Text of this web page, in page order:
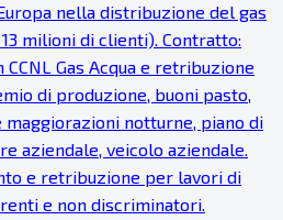
nella distribuzione del gas
milioni di clienti). Contratto:
Gas Acqua e retribuzione
di produzione, buoni pasto,
notturne, piano di
aziendale, veicolo aziendale.
e retribuzione per lavori di
e non discriminatori.